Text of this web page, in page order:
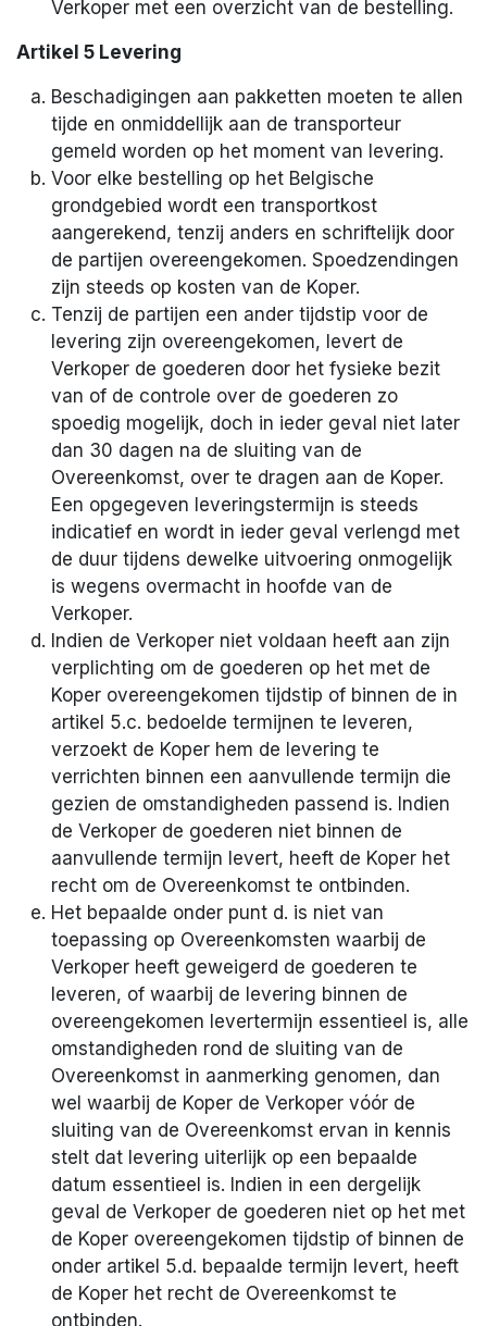
Verkoper met een overzicht van de bestelling.
Artikel 5 Levering
Beschadigingen aan pakketten moeten te allen
tijde en onmiddellijk aan de transporteur
gemeld worden op het moment van levering.
Voor elke bestelling op het Belgische
grondgebied wordt een transportkost
aangerekend, tenzij anders en schriftelijk door
de partijen overeengekomen. Spoedzendingen
zijn steeds op kosten van de Koper.
Tenzij de partijen een ander tijdstip voor de
levering zijn overeengekomen, levert de
Verkoper de goederen door het fysieke bezit
van of de controle over de goederen zo
spoedig mogelijk, doch in ieder geval niet later
dan 30 dagen na de sluiting van de
Overeenkomst, over te dragen aan de Koper.
Een opgegeven leveringstermijn is steeds
indicatief en wordt in ieder geval verlengd met
de duur tijdens dewelke uitvoering onmogelijk
is wegens overmacht in hoofde van de
Verkoper.
Indien de Verkoper niet voldaan heeft aan zijn
verplichting om de goederen op het met de
Koper overeengekomen tijdstip of binnen de in
artikel 5.c. bedoelde termijnen te leveren,
verzoekt de Koper hem de levering te
verrichten binnen een aanvullende termijn die
gezien de omstandigheden passend is. Indien
de Verkoper de goederen niet binnen de
aanvullende termijn levert, heeft de Koper het
recht om de Overeenkomst te ontbinden.
Het bepaalde onder punt d. is niet van
toepassing op Overeenkomsten waarbij de
Verkoper heeft geweigerd de goederen te
leveren, of waarbij de levering binnen de
overeengekomen levertermijn essentieel is, alle
omstandigheden rond de sluiting van de
Overeenkomst in aanmerking genomen, dan
wel waarbij de Koper de Verkoper vóór de
sluiting van de Overeenkomst ervan in kennis
stelt dat levering uiterlijk op een bepaalde
datum essentieel is. Indien in een dergelijk
geval de Verkoper de goederen niet op het met
de Koper overeengekomen tijdstip of binnen de
onder artikel 5.d. bepaalde termijn levert, heeft
de Koper het recht de Overeenkomst te
ontbinden.